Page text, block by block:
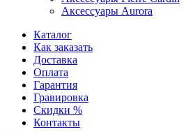
Аксессуары Aurora
Каталог
Как заказать
Доставка
Оплата
Гарантия
Гравировка
Скидки %
Контакты